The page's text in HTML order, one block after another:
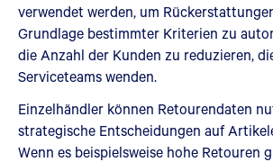
verwendet werden, um
Grundlage bestimmter Kriterien zu
die Anzahl der Kunden zu reduzieren,
Serviceteams wenden.
Einzelhändler können Retourendaten
strategische Entscheidungen auf
Wenn es beispielsweise hohe Retouren